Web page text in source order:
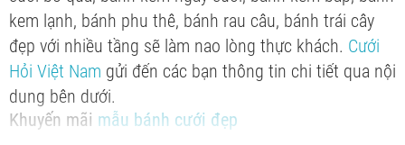
kem lạnh, bánh phu thê, bánh rau câu, bánh trái cây
đẹp với nhiều tầng sẽ làm nao lòng thực khách. Cưới
Hỏi Việt Nam gửi đến các bạn thông tin chi tiết qua nội
dung bên dưới.
Khuyến mãi mẫu bánh cưới đẹp